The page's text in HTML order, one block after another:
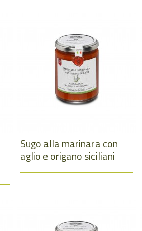
Sugo alla marinara con
aglio e origano siciliani